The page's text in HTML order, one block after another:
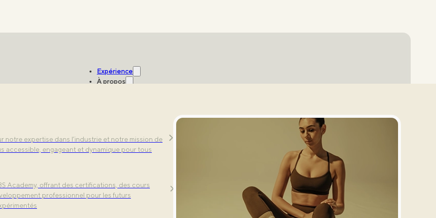
Expérience
dynamiques. Découvrez notre
avec des technologies de pointe.
? Voici tout ce que vous devez savoir.
À propos
notre expertise dans l’industrie et notre mission de
accessible, engageant et dynamique pour tous
Academy, offrant des certifications, des cours
professionnel pour les futurs
Se Connecter